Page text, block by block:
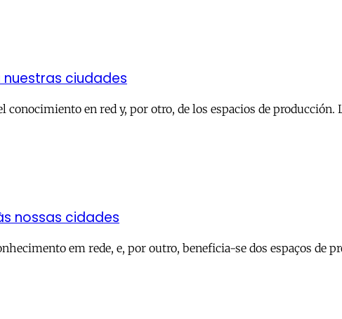
ciudades
conocimiento en red y, por otro, de los espacios de
nossas cidades
em rede, e, por outro, beneficia-se dos espaços de